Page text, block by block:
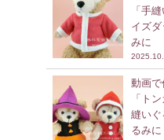
「手
イズ
みに
動画
「ト
縫いぐ
るみに